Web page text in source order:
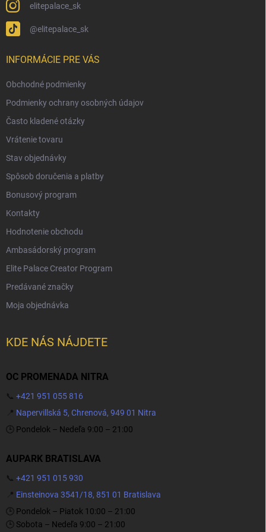
elitepalace_sk
@elitepalace_sk
INFORMÁCIE PRE VÁS
Obchodné podmienky
Podmienky ochrany osobných údajov
Často kladené otázky
Vrátenie tovaru
Stav objednávky
Spôsob doručenia a platby
Bonusový program
Kontakty
Hodnotenie obchodu
Ambasádorský program
Elite Palace Creator Program
Predávané značky
Moja objednávka
KDE NÁS NÁJDETE
OC PROMENADA NITRA
📞 +421 951 055 816
📍 Napervillská 5, Chrenová, 949 01 Nitra
🕒 Pondelok – Nedeľa 9:00 – 21:00
AUPARK BRATISLAVA
📞 +421 951 015 930
📍 Einsteinova 3541/18, 851 01 Bratislava
🕒 Pondelok – Piatok 10:00 – 21:00
🕒 Sobota – Nedeľa 9:00 – 21:00